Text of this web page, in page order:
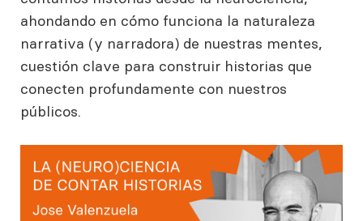
ahondando en cómo funciona la naturaleza
narrativa (y narradora) de nuestras mentes,
cuestión clave para construir historias que
conecten profundamente con nuestros
públicos.